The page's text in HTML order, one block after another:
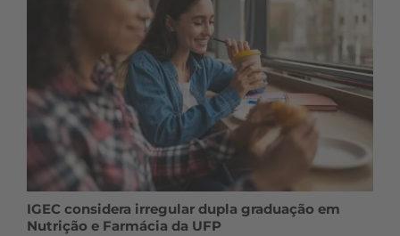
IGEC considera irregular dupla graduação em
Nutrição e Farmácia da UFP